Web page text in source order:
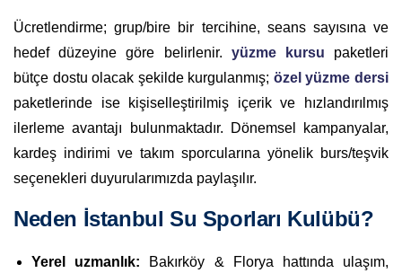
Ücretlendirme; grup/bire bir tercihine, seans sayısına ve
hedef düzeyine göre belirlenir. yüzme kursu paketleri
bütçe dostu olacak şekilde kurgulanmış; özel yüzme dersi
paketlerinde ise kişiselleştirilmiş içerik ve hızlandırılmış
ilerleme avantajı bulunmaktadır. Dönemsel kampanyalar,
kardeş indirimi ve takım sporcularına yönelik burs/teşvik
seçenekleri duyurularımızda paylaşılır.
Neden İstanbul Su Sporları Kulübü?
Yerel uzmanlık: Bakırköy & Florya hattında ulaşım,